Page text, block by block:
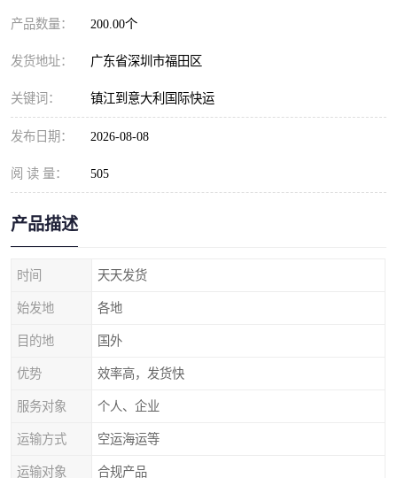
产品数量： 200.00个
发货地址： 广东省深圳市福田区
关键词： 镇江到意大利国际快运
发布日期： 2026-08-08
阅 读 量： 505
产品描述
时间 天天发货
始发地 各地
目的地 国外
优势 效率高，发货快
服务对象 个人、企业
运输方式 空运海运等
运输对象 合规产品